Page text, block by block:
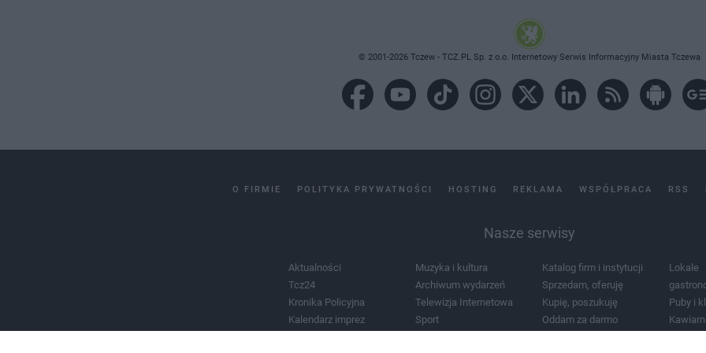
© 2001-2026 Tczew - TCZ.PL Sp. z o.o. Internetowy Serwis Informacyjny Miasta Tczewa
O FIRMIE POLITYKA PRYWATNOŚCI HOSTING REKLAMA WSPÓŁPRACA RSS
Nasze serwisy
Aktualności
Tcz24
Kronika Policyjna
Kalendarz imprez
Muzyka i kultura
Archiwum wydarzeń
Telewizja Internetowa
Sport
Katalog firm i instytucji
Sprzedam, oferuję
Kupię, poszukuję
Oddam za darmo
Lokale
Puby i